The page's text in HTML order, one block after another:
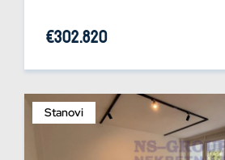
€302.820
Stanovi